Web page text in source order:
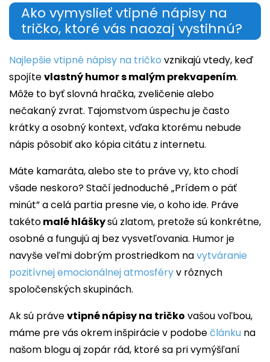
Ako vymyslieť vtipné nápisy na
tričko, ktoré vás naozaj vystihnú?
Najlepšie vtipné nápisy na tričko vznikajú vtedy, keď
spojítevlastný humor s malým prekvapením.
Môže to byť slovná hračka, zveličenie alebo
nečakaný zvrat. Tajomstvom úspechu je často
krátky a osobný kontext, vďaka ktorému nebude
nápis pôsobiť ako kópia citátu z internetu.
Máte kamaráta, alebo ste to práve vy, kto chodí
všade neskoro? Stačí jednoduché „Prídem o päť
minút” a celá partia presne vie, o koho ide. Práve
takétomalé hláškysú zlatom, pretože sú konkrétne,
osobné a fungujú aj bez vysvetľovania. Humor je
navyše veľmi dobrým prostriedkom navytváranie
pozitívnej emocionálnej atmosféryv rôznych
spoločenských skupinách.
Ak sú právevtipné nápisy na tričko vašou voľbou,
máme pre vás okrem inšpirácie v podobečlánku na
našom blogu aj zopár rád, ktoré sa pri vymýšľaní